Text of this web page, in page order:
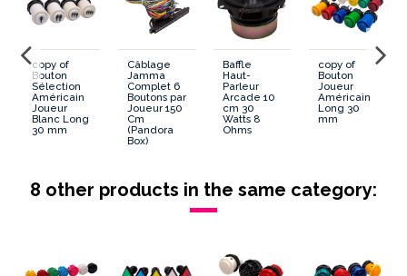
Convexe
Dimension cosses Microswitch 2.8 mm
Diametre percage 28 mm
Microswitch Integrate
Availability date:
2018-10-12
copy of
Bouton
Sélection
Américain
Joueur
Blanc Long
30 mm
Câblage
Jamma
Complet 6
Boutons par
Joueur 150
Cm
(Pandora
Box)
Baffle
Haut-
Parleur
Arcade 10
cm 30
Watts 8
Ohms
copy of
Bouton
Joueur
Américain
Long 30
mm
8 other products in the same category: